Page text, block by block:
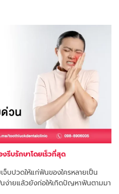
งรีบรักษาโดยเร็วที่สุด
จ็บปวดให้แก่ฟันของใครหลายเป็น
ง่ายแล้วยังก่อให้เกิดปัญหาฟันตามมา